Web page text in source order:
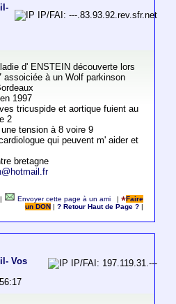
IP/FAI: ---.83.93.92.rev.sfr.net
d' ENSTEIN découverte lors
assoiciée à un Wolf parkinson
1997
tricuspide et aortique fuient au
2
tension à 8 voire 9
qui peuvent m' aider et
bretagne
Envoyer cette page à un ami |
Faire
un DON
|? Retour Haut de Page ?
Vos
IP/FAI: 197.119.31.---